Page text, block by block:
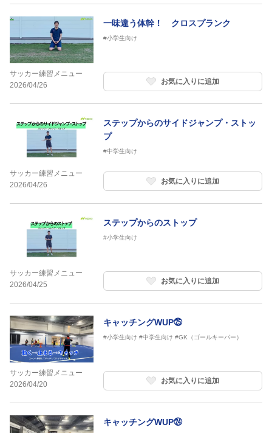
サッカー練習メニュー
2026/04/26
一味違う体幹！ クロスプランク
#小学生向け
お気に入りに追加
サッカー練習メニュー
2026/04/26
ステップからのサイドジャンプ・ストッ
プ
#中学生向け
お気に入りに追加
サッカー練習メニュー
2026/04/25
ステップからのストップ
#小学生向け
お気に入りに追加
サッカー練習メニュー
2026/04/20
キャッチングWUP㉕
#小学生向け #中学生向け #GK（ゴールキーパー）
お気に入りに追加
キャッチングWUP㉔